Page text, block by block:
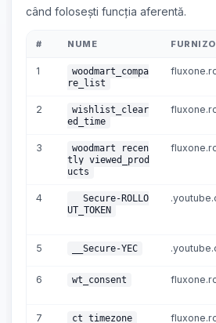
când folosești funcția aferentă.
# NUME
1
woodmart_compa
re_list
2
wishlist_clear
ed_time
3
woodmart_recen
tly_viewed_prod
ucts
4
__Secure-ROLLO
UT_TOKEN
5 __Secure-YEC
6 wt_consent
7 ct_timezone